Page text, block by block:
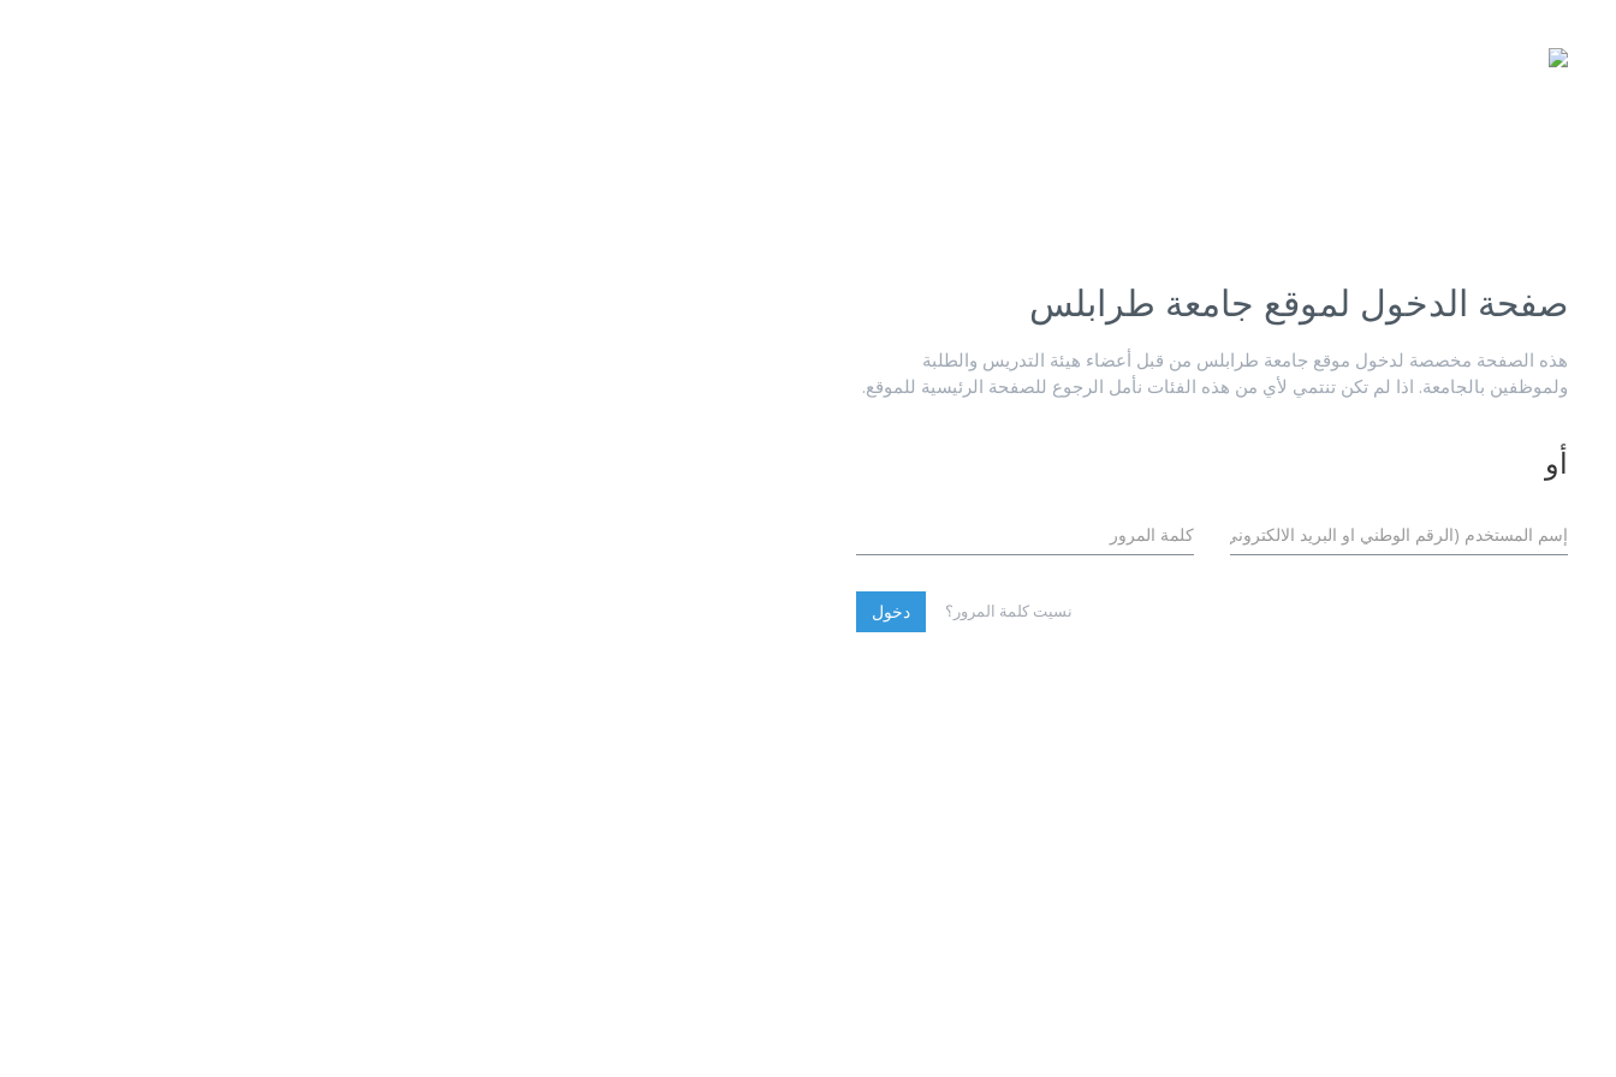
صفحة الدخول لموقع جامعة طرابلس
هذه الصفحة مخصصة لدخول موقع جامعة طرابلس من قبل أعضاء هيئة التدريس والطلبة
ولموظفين بالجامعة. اذا لم تكن تنتمي لأي من هذه الفئات نأمل الرجوع للصفحة الرئيسية للموقع.
أو
نسيت كلمة المرور؟ دخول